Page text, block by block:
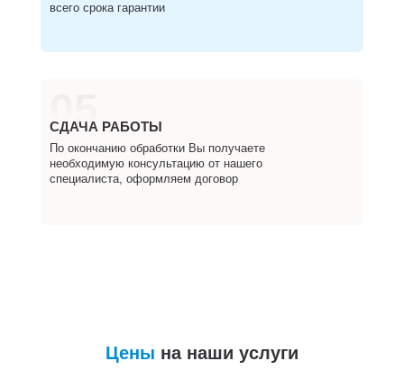
всего срока гарантии
05
СДАЧА РАБОТЫ
По окончанию обработки Вы получаете
необходимую консультацию от нашего
специалиста, оформляем договор
Цены на наши услуги